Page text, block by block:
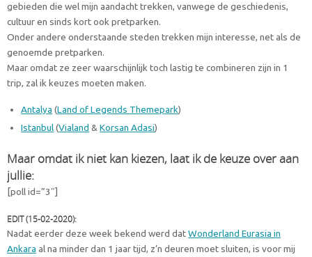
gebieden die wel mijn aandacht trekken, vanwege de geschiedenis,
cultuur en sinds kort ook pretparken.
Onder andere onderstaande steden trekken mijn interesse, net als de
genoemde pretparken.
Maar omdat ze zeer waarschijnlijk toch lastig te combineren zijn in 1
trip, zal ik keuzes moeten maken.
Antalya (Land of Legends Themepark)
Istanbul(Vialand &Korsan Adasi)
Maar omdat ik niet kan kiezen, laat ik de keuze over aan
jullie:
[poll id=”3″]
EDIT (15-02-2020):
Nadat eerder deze week bekend werd datWonderland Eurasia in
Ankara al na minder dan 1 jaar tijd, z’n deuren moet sluiten, is voor mij